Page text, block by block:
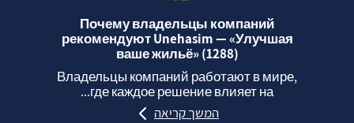
Почему владельцы компаний
рекомендуют Unehasim — «Улучшая
ваше жильё» (1288)
Владельцы компаний работают в мире,
где каждое решение влияет на...
המשך קריאה